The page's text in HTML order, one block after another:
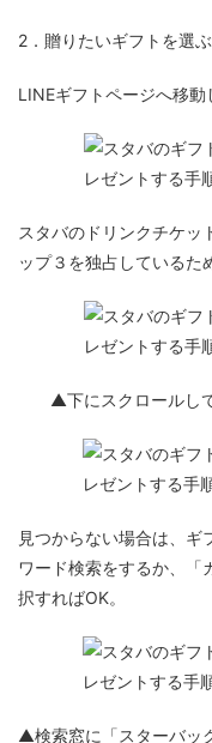
2．贈りたいギフトを選ぶ
LINEギフトページへ移動
スタバのドリンクチケッ
ップ３を独占しているた
▲下にスクロールし
見つからない場合は、ギ
ワード検索をするか、「
択すればOK。
▲検索窓に「スターバッ